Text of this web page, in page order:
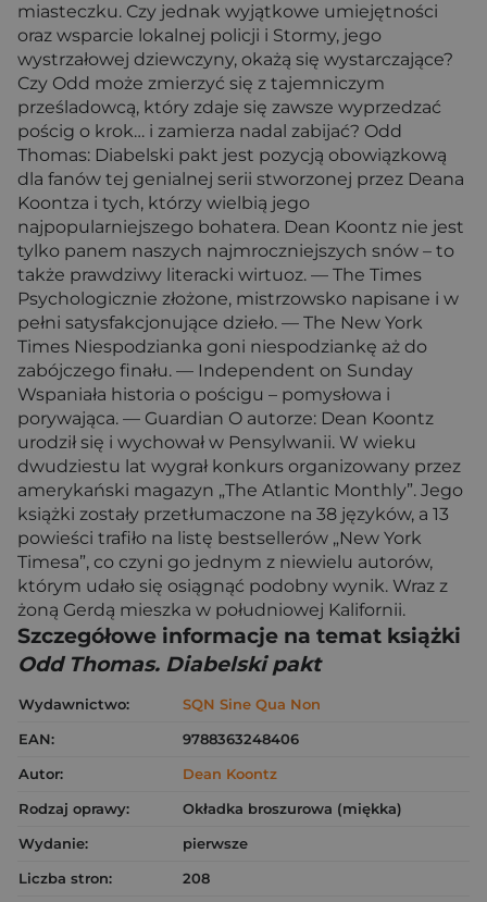
miasteczku. Czy jednak wyjątkowe umiejętności
oraz wsparcie lokalnej policji i Stormy, jego
wystrzałowej dziewczyny, okażą się wystarczające?
Czy Odd może zmierzyć się z tajemniczym
prześladowcą, który zdaje się zawsze wyprzedzać
pościg o krok… i zamierza nadal zabijać? Odd
Thomas: Diabelski pakt jest pozycją obowiązkową
dla fanów tej genialnej serii stworzonej przez Deana
Koontza i tych, którzy wielbią jego
najpopularniejszego bohatera. Dean Koontz nie jest
tylko panem naszych najmroczniejszych snów – to
także prawdziwy literacki wirtuoz. — The Times
Psychologicznie złożone, mistrzowsko napisane i w
pełni satysfakcjonujące dzieło. — The New York
Times Niespodzianka goni niespodziankę aż do
zabójczego finału. — Independent on Sunday
Wspaniała historia o pościgu – pomysłowa i
porywająca. — Guardian O autorze: Dean Koontz
urodził się i wychował w Pensylwanii. W wieku
dwudziestu lat wygrał konkurs organizowany przez
amerykański magazyn „The Atlantic Monthly”. Jego
książki zostały przetłumaczone na 38 języków, a 13
powieści trafiło na listę bestsellerów „New York
Timesa”, co czyni go jednym z niewielu autorów,
którym udało się osiągnąć podobny wynik. Wraz z
żoną Gerdą mieszka w południowej Kalifornii.
Szczegółowe informacje na temat książki
Odd Thomas. Diabelski pakt
Wydawnictwo:
SQN Sine Qua Non
EAN:
9788363248406
Autor:
Dean Koontz
Rodzaj oprawy:
Okładka broszurowa (miękka)
Wydanie:
pierwsze
Liczba stron:
208